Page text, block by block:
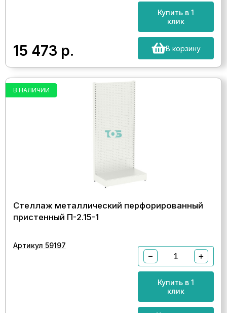
15 473 р.
Купить в 1
клик
В корзину
В НАЛИЧИИ
Стеллаж металлический перфорированный
пристенный П-2.15-1
Артикул 59197
− +
Купить в 1
клик